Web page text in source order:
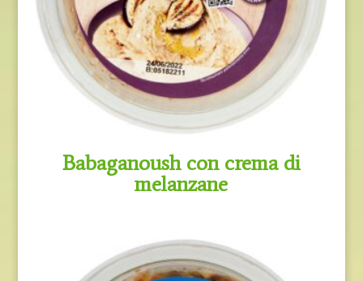
Babaganoush con crema di
melanzane